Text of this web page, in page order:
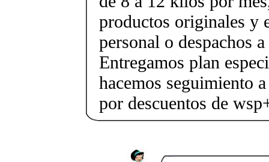
productos originales y
personal o despachos
Entregamos plan
hacemos seguimiento
por descuentos de